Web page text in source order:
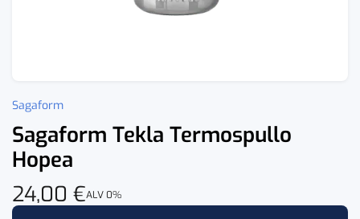
Sagaform
Sagaform Tekla Termospullo
Hopea
24,00 €ALV 0%